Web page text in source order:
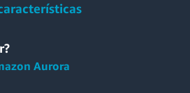
Aurora